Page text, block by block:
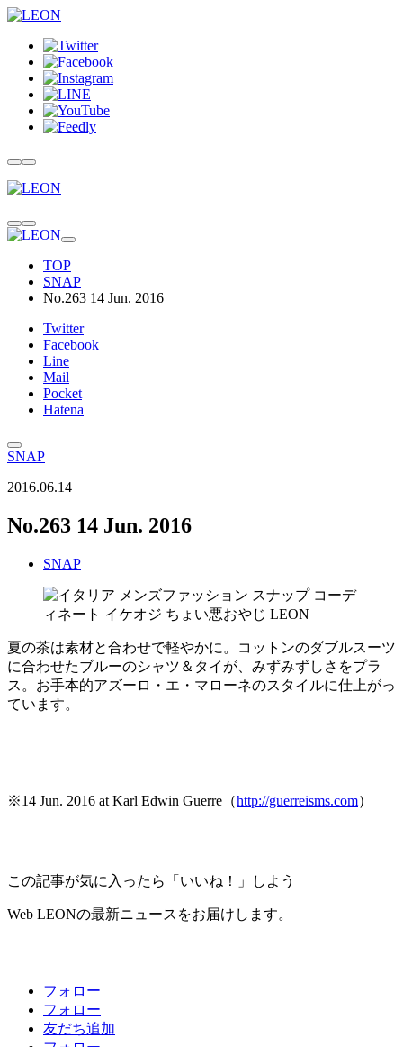
TOP
SNAP
No.263 14 Jun. 2016
Twitter
Facebook
Line
Mail
Pocket
Hatena
SNAP
2016.06.14
No.263 14 Jun. 2016
SNAP
夏の茶は素材と合わせで軽やかに。コットンのダブルスーツ
に合わせたブルーのシャツ＆タイが、みずみずしさをプラ
ス。お手本的アズーロ・エ・マローネのスタイルに仕上がっ
ています。
※14 Jun. 2016 at Karl Edwin Guerre（http://guerreisms.com）
この記事が気に入ったら「いいね！」しよう
Web LEONの最新ニュースをお届けします。
フォロー
フォロー
友だち追加